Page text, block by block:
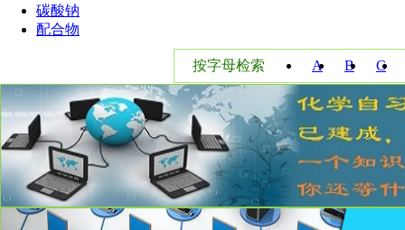
碳酸钠
配合物
按字母检索 A B C
W X Y
Previous